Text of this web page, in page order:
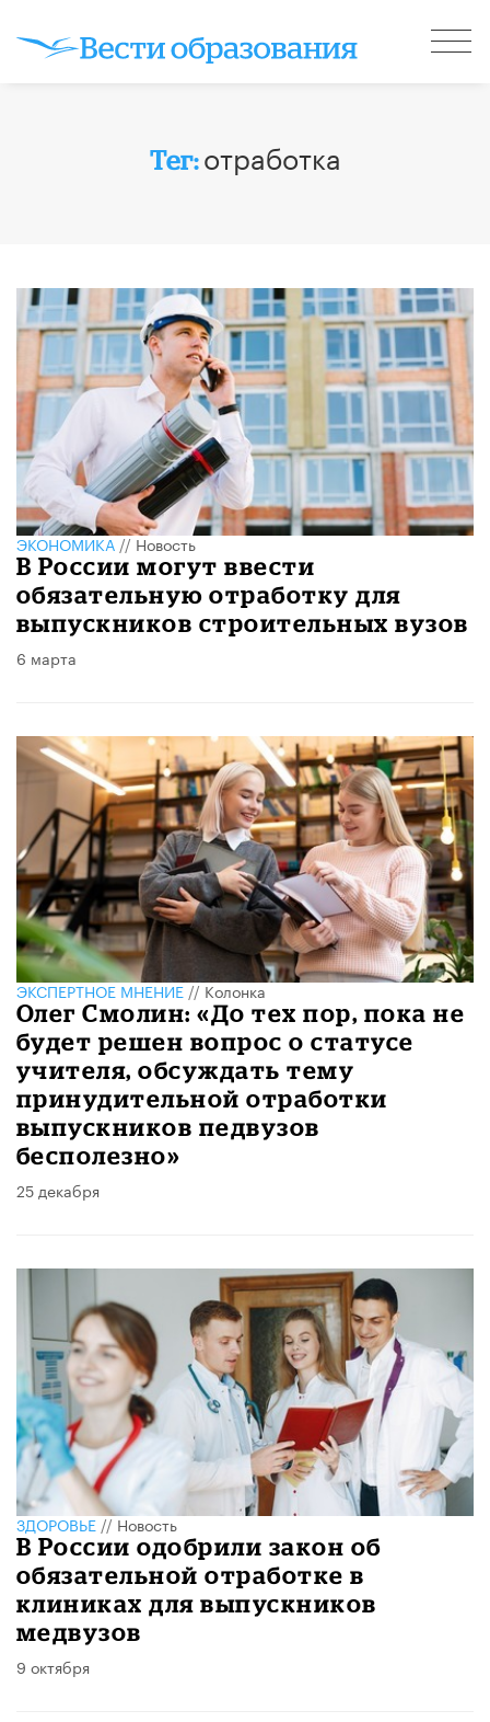
Тег:отработка
ЭКОНОМИКА//Новость
В России могут ввести
обязательную отработку для
выпускников строительных вузов
6 марта
ЭКСПЕРТНОЕ МНЕНИЕ//Колонка
Олег Смолин: «До тех пор, пока не
будет решен вопрос о статусе
учителя, обсуждать тему
принудительной отработки
выпускников педвузов
бесполезно»
25 декабря
ЗДОРОВЬЕ//Новость
В России одобрили закон об
обязательной отработке в
клиниках для выпускников
медвузов
9 октября